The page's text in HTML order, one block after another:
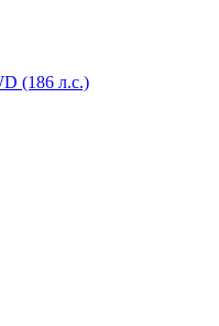
(186 л.с.)